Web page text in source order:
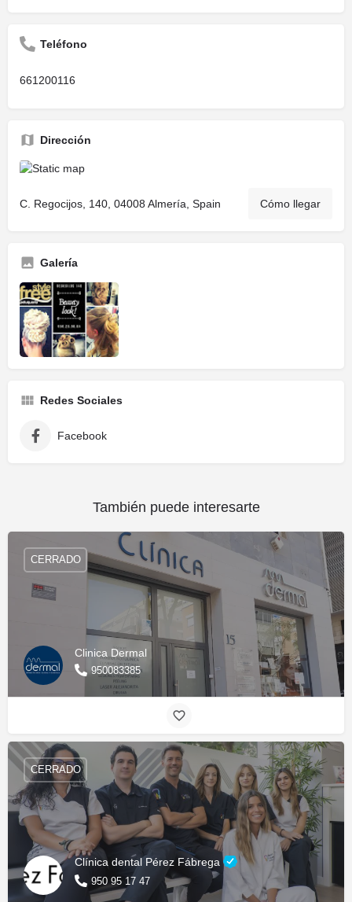
Teléfono
661200116
Dirección
C. Regocijos, 140, 04008 Almería, Spain Cómo llegar
Galería
Redes Sociales
Facebook
También puede interesarte
Clinica Dermal
950083385
CERRADO
Clínica dental Pérez Fábrega
950 95 17 47
CERRADO